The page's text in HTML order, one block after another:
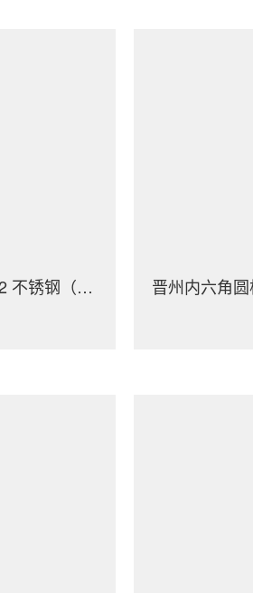
晋州内六角圆柱头螺栓 DIN912 不锈钢（304/316）碳钢 合金钢